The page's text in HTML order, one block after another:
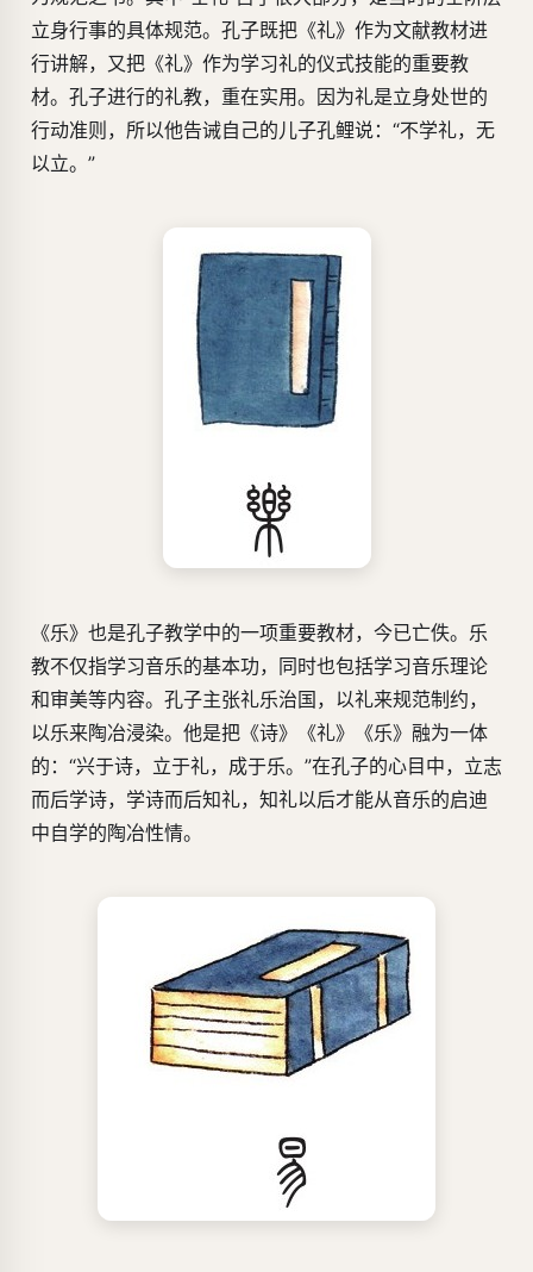
立身行事的具体规范。孔子既把《礼》作为文献教材进
行讲解，又把《礼》作为学习礼的仪式技能的重要教
材。孔子进行的礼教，重在实用。因为礼是立身处世的
行动准则，所以他告诫自己的儿子孔鲤说：“不学礼，无
以立。”
《乐》也是孔子教学中的一项重要教材，今已亡佚。乐
教不仅指学习音乐的基本功，同时也包括学习音乐理论
和审美等内容。孔子主张礼乐治国，以礼来规范制约，
以乐来陶冶浸染。他是把《诗》《礼》《乐》融为一体
的：“兴于诗，立于礼，成于乐。”在孔子的心目中，立志
而后学诗，学诗而后知礼，知礼以后才能从音乐的启迪
中自学的陶冶性情。